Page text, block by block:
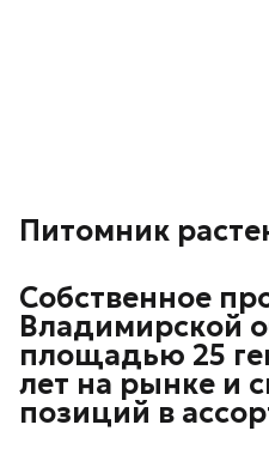
Питомник
Собственное
Владимирской
площадью 25
лет на рынке и
позиций в